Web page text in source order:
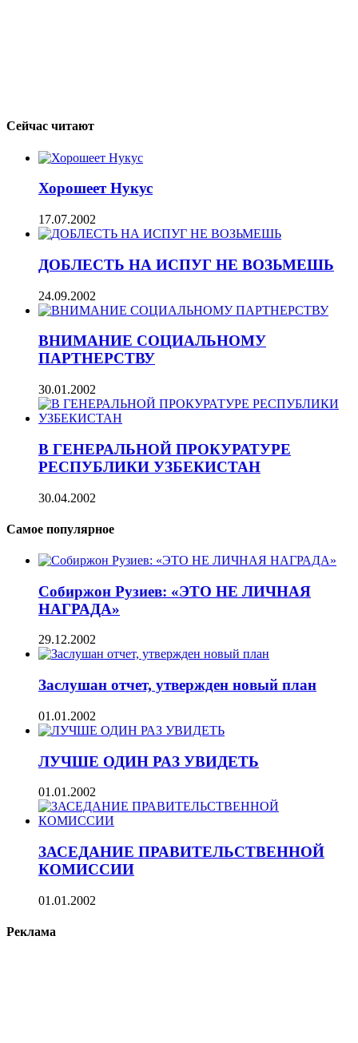
Сейчас читают
Хорошеет Нукус
17.07.2002
ДОБЛЕСТЬ НА ИСПУГ НЕ ВОЗЬМЕШЬ
24.09.2002
ВНИМАНИЕ СОЦИАЛЬНОМУ
ПАРТНЕРСТВУ
30.01.2002
В ГЕНЕРАЛЬНОЙ ПРОКУРАТУРЕ
РЕСПУБЛИКИ УЗБЕКИСТАН
30.04.2002
Самое популярное
Собиржон Рузиев: «ЭТО НЕ ЛИЧНАЯ
НАГРАДА»
29.12.2002
Заслушан отчет, утвержден новый план
01.01.2002
ЛУЧШЕ ОДИН РАЗ УВИДЕТЬ
01.01.2002
ЗАСЕДАНИЕ ПРАВИТЕЛЬСТВЕННОЙ
КОМИССИИ
01.01.2002
Реклама